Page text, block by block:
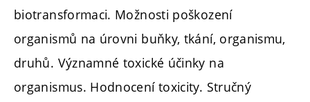
biotransformaci. Možnosti poškození
organismů na úrovni buňky, tkání, organismu,
druhů. Významné toxické účinky na
organismus. Hodnocení toxicity. Stručný